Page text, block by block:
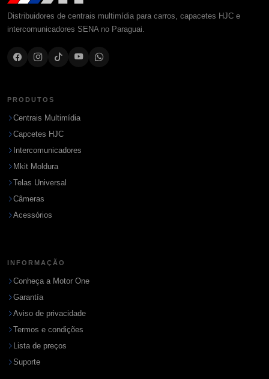
Distribuidores de centrais multimídia para carros, capacetes HJC e
intercomunicadores SENA no Paraguai.
PRODUTOS
Centrais Multimídia
Capcetes HJC
Intercomunicadores
Mkit Moldura
Telas Universal
Câmeras
Acessórios
INFORMAÇÃO
Conheça a Motor One
Garantía
Aviso de privacidade
Termos e condições
Lista de preços
Suporte